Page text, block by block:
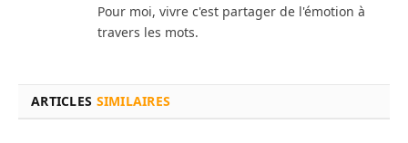
Pour moi, vivre c'est partager de l'émotion à
travers les mots.
ARTICLES SIMILAIRES